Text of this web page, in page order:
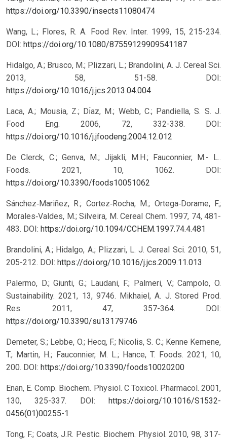
https://doi.org/10.3390/insects11080474
Wang, L.; Flores, R. A. Food Rev. Inter. 1999, 15, 215-234.
DOI: https://doi.org/10.1080/87559129909541187
Hidalgo, A.; Brusco, M.; Plizzari, L.; Brandolini, A. J. Cereal Sci.
2013, 58, 51-58. DOI:
https://doi.org/10.1016/j.jcs.2013.04.004
Laca, A.; Mousia, Z.; Dı́az, M.; Webb, C.; Pandiella, S. S. J.
Food Eng. 2006, 72, 332-338. DOI:
https://doi.org/10.1016/j.jfoodeng.2004.12.012
De Clerck, C.; Genva, M.; Jijakli, M.H.; Fauconnier, M.- L..
Foods. 2021, 10, 1062. DOI:
https://doi.org/10.3390/foods10051062
Sánchez‐Mariñez, R.; Cortez‐Rocha, M.; Ortega‐Dorame, F.;
Morales‐Valdes, M.; Silveira, M. Cereal Chem. 1997, 74, 481-
483. DOI: https://doi.org/10.1094/CCHEM.1997.74.4.481
Brandolini, A.; Hidalgo, A.; Plizzari, L. J. Cereal Sci. 2010, 51,
205-212. DOI: https://doi.org/10.1016/j.jcs.2009.11.013
Palermo, D.; Giunti, G.; Laudani, F.; Palmeri, V.; Campolo, O.
Sustainability. 2021, 13, 9746. Mikhaiel, A. J. Stored Prod.
Res. 2011, 47, 357-364. DOI:
https://doi.org/10.3390/su13179746
Demeter, S.; Lebbe, O.; Hecq, F.; Nicolis, S. C.; Kenne Kemene,
T.; Martin, H.; Fauconnier, M. L.; Hance, T. Foods. 2021, 10,
200. DOI: https://doi.org/10.3390/foods10020200
Enan, E. Comp. Biochem. Physiol. C Toxicol. Pharmacol. 2001,
130, 325-337. DOI:https://doi.org/10.1016/S1532-
0456(01)00255-1
Tong, F.; Coats, J.R. Pestic. Biochem. Physiol. 2010, 98, 317-